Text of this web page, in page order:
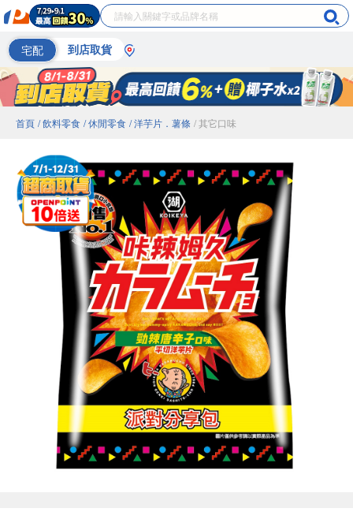
宅配 到店取貨
首頁 / 飲料零食 / 休閒零食 / 洋芋片．薯條 / 其它口味